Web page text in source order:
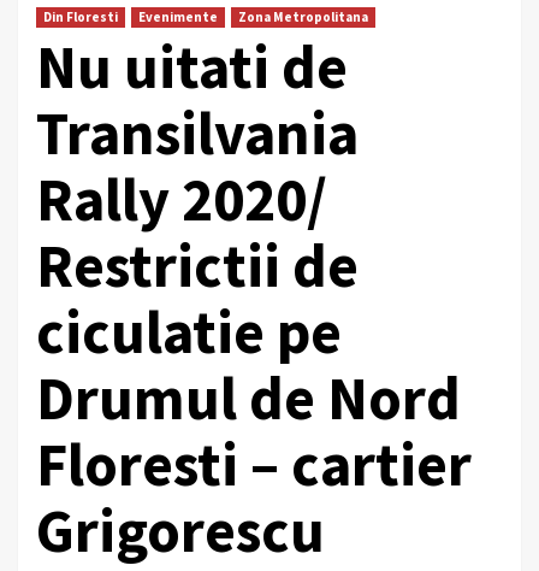
Din Floresti Evenimente Zona Metropolitana
Nu uitati de
Transilvania
Rally 2020/
Restrictii de
ciculatie pe
Drumul de Nord
Floresti – cartier
Grigorescu